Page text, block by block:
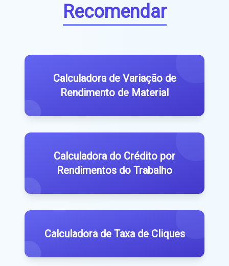
Recomendar
Calculadora de Variação de
Rendimento de Material
Calculadora do Crédito por
Rendimentos do Trabalho
Calculadora de Taxa de Cliques